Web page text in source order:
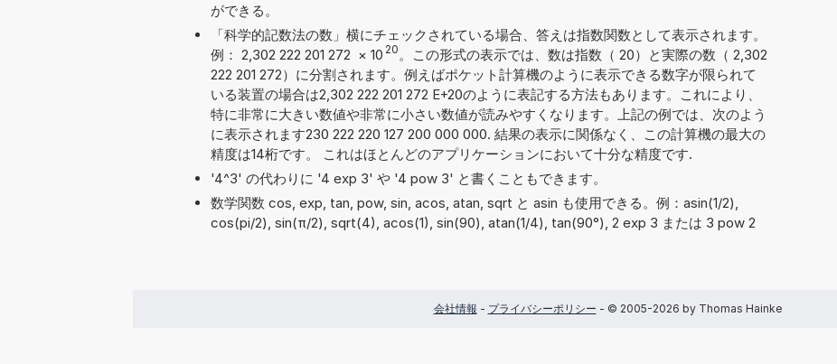
ができる。
「科学的記数法の数」横にチェックされている場合、答えは指数関数として表示されます。
例： 2,302 222 201 272 × 10 20 。この形式の表示では、数は指数（ 20）と実際の数（ 2,302
222 201 272）に分割されます。例えばポケット計算機のように表示できる数字が限られて
いる装置の場合は2,302 222 201 272 E+20のように表記する方法もあります。これにより、
特に非常に大きい数値や非常に小さい数値が読みやすくなります。上記の例では、次のよう
に表示されます230 222 220 127 200 000 000. 結果の表示に関係なく、この計算機の最大の
精度は14桁です。 これはほとんどのアプリケーションにおいて十分な精度です.
'4^3' の代わりに '4 exp 3' や '4 pow 3' と書くこともできます。
数学関数 cos, exp, tan, pow, sin, acos, atan, sqrt と asin も使用できる。例：asin(1/2),
cos(pi/2), sin(π/2), sqrt(4), acos(1), sin(90), atan(1/4), tan(90°), 2 exp 3 または 3 pow 2
会社情報 - プライバシーポリシー - © 2005-2026 by Thomas Hainke